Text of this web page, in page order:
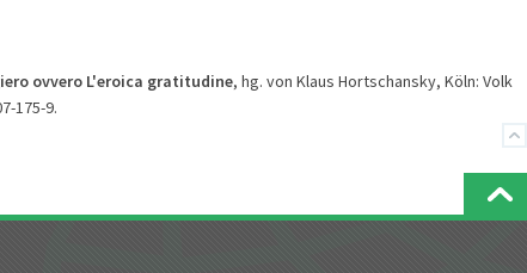
ovvero L'eroica gratitudine, hg. von Klaus Hortschansky, Köln: Volk
175-9.